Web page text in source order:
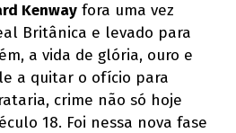
Kenway fora uma vez
Britânica e levado para
a vida de glória, ouro e
a quitar o ofício para
crime não só hoje
18. Foi nessa nova fase